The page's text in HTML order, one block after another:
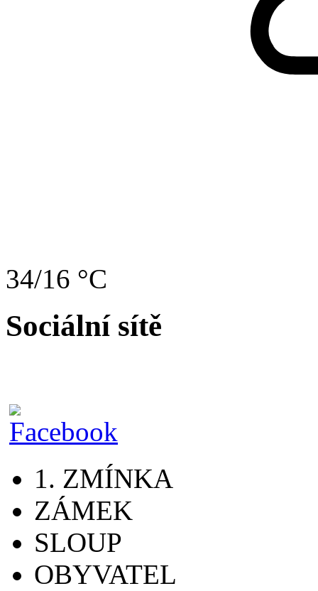
34/16 °C
Sociální sítě
1. ZMÍNKA
ZÁMEK
SLOUP
OBYVATEL